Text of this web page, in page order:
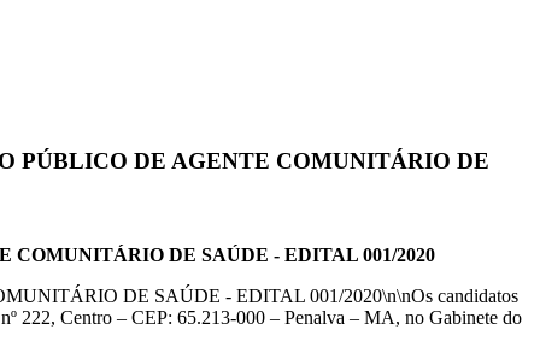
PÚBLICO DE AGENTE COMUNITÁRIO DE
COMUNITÁRIO DE SAÚDE - EDITAL 001/2020
DE SAÚDE - EDITAL 001/2020\n\nOs candidatos
222, Centro – CEP: 65.213-000 – Penalva – MA, no Gabinete do